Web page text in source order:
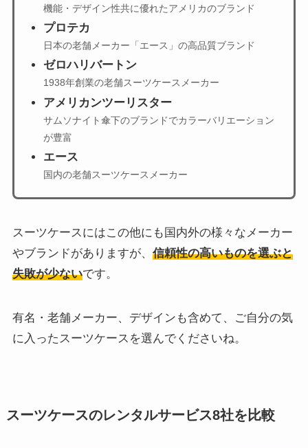
機能・デザイン性共に優れたアメリカのブランド
プロテカ
日本の老舗メーカー「エース」の高品質ブランド
ゼロハリバートン
1938年創業の老舗スーツケースメーカー
アメリカンツーリスター
サムソナイト傘下のブランドでカラーバリエーション
が豊富
エース
国内の老舗スーツケースメーカー
スーツケースにはこの他にも国内外の様々なメーカー
やブランドがありますが、 信頼性の高いものを選ぶと
失敗が少ないです。
有名・老舗メーカー、デザインも含めて、ご自分の気
に入ったスーツケースを選んでくださいね。
スーツケースのレンタルサービス8社を比較